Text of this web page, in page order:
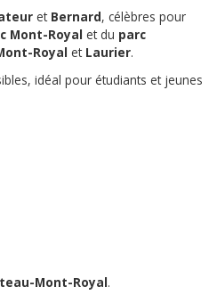
et Bernard, célèbres pour
Mont-Royal et du parc
Royal et Laurier.
idéal pour étudiants et jeunes
Mont-Royal.